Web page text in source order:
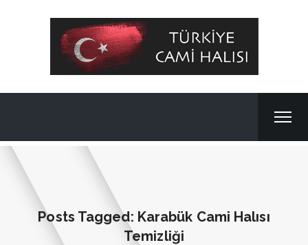
Posts Tagged: Karabük Cami Halısı
Temizliği